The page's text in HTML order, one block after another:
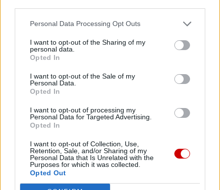
Personal Data Processing Opt Outs
I want to opt-out of the Sharing of my
personal data.
Opted In
I want to opt-out of the Sale of my
Personal Data.
Opted In
I want to opt-out of processing my
Personal Data for Targeted Advertising.
Opted In
I want to opt-out of Collection, Use,
Retention, Sale, and/or Sharing of my
Personal Data that Is Unrelated with the
Purposes for which it was collected.
Opted Out
(których sam wcześniej beatyfikował).
cieszymy się, że odwiedzasz nasz portal. Jesteśmy
tu dla Ciebie!
Każdego dnia publikujemy najważniejsze
informacje z życia Kościoła w Polsce i na świecie.
zadaniu będzie coraz trudniejsze.
Dlatego prosimy Cię owsparcie portalu eKAI.pl za
pośrednictwem serwisu Patronite.